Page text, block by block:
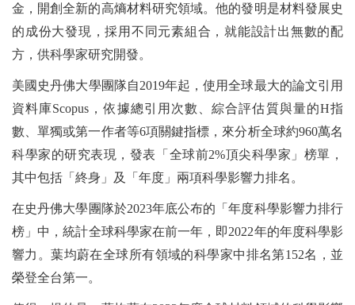
金，開創全新的高熵材料研究領域。他的發明是材料發展史
的成份大發現，採用不同元素組合，就能設計出無數的配
方，供科學家研究開發。
美國史丹佛大學團隊自2019年起，使用全球最大的論文引用
資料庫Scopus，依據總引用次數、綜合評估質與量的H指
數、單獨或第一作者等6項關鍵指標，來分析全球約960萬名
科學家的研究表現，發表「全球前2%頂尖科學家」榜單，
其中包括「終身」及「年度」兩項科學影響力排名。
在史丹佛大學團隊於2023年底公布的「年度科學影響力排行
榜」中，統計全球科學家在前一年，即2022年的年度科學影
響力。葉均蔚在全球所有領域的科學家中排名第152名，並
榮登全台第一。